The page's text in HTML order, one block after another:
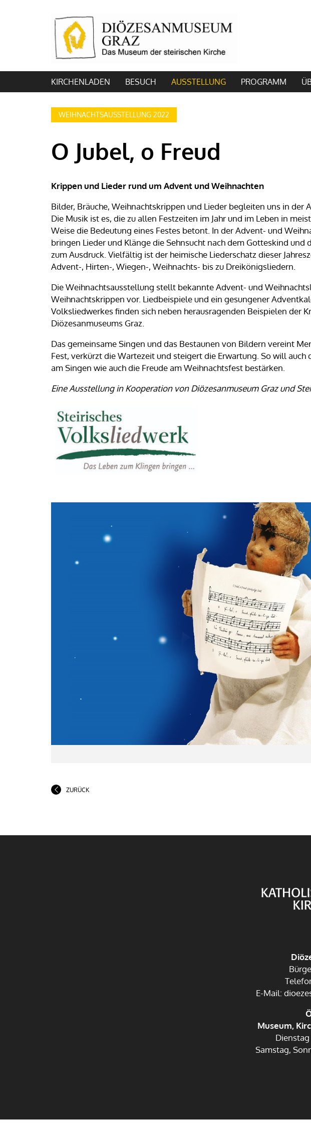
KIRCHENLADEN BESUCH AUSSTELLUNG PROGRAMM
WEIHNACHTSAUSSTELLUNG 2022
O Jubel, o Freud
Krippen und Lieder rund um Advent und Weihnachten
Bilder, Bräuche, Weihnachtskrippen und Lieder begleiten uns in der
Die Musik ist es, die zu allen Festzeiten im Jahr und im Leben in
Weise die Bedeutung eines Festes betont. In der Advent- und
bringen Lieder und Klänge die Sehnsucht nach dem Gotteskind und
zum Ausdruck. Vielfältig ist der heimische Liederschatz dieser
Advent-, Hirten-, Wiegen-, Weihnachts- bis zu Dreikönigsliedern.
Die Weihnachtsausstellung stellt bekannte Advent- und
Weihnachtskrippen vor. Liedbeispiele und ein gesungener
Volksliedwerkes finden sich neben herausragenden Beispielen der
Diözesanmuseums Graz.
Das gemeinsame Singen und das Bestaunen von Bildern vereint
Fest, verkürzt die Wartezeit und steigert die Erwartung. So will auch
am Singen wie auch die Freude am Weihnachtsfest bestärken.
Eine Ausstellung in Kooperation von Diözesanmuseum Graz und
ZURÜCK
E-Mail:
Museum,
Dienstag
Samstag,